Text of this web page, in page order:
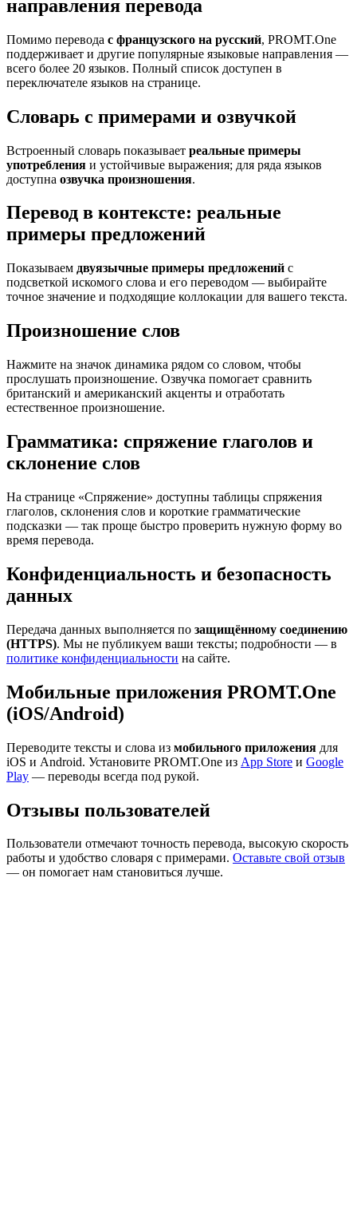
направления перевода
Помимо перевода с французского на русский, PROMT.One
поддерживает и другие популярные языковые направления —
всего более 20 языков. Полный список доступен в
переключателе языков на странице.
Словарь с примерами и озвучкой
Встроенный словарь показывает реальные примеры
употребления и устойчивые выражения; для ряда языков
доступна озвучка произношения.
Перевод в контексте: реальные
примеры предложений
Показываем двуязычные примеры предложений с
подсветкой искомого слова и его переводом — выбирайте
точное значение и подходящие коллокации для вашего текста.
Произношение слов
Нажмите на значок динамика рядом со словом, чтобы
прослушать произношение. Озвучка помогает сравнить
британский и американский акценты и отработать
естественное произношение.
Грамматика: спряжение глаголов и
склонение слов
На странице «Спряжение» доступны таблицы спряжения
глаголов, склонения слов и короткие грамматические
подсказки — так проще быстро проверить нужную форму во
время перевода.
Конфиденциальность и безопасность
данных
Передача данных выполняется по защищённому соединению
(HTTPS). Мы не публикуем ваши тексты; подробности — в
политике конфиденциальности на сайте.
Мобильные приложения PROMT.One
(iOS/Android)
Переводите тексты и слова из мобильного приложения для
iOS и Android. Установите PROMT.One из App Store и Google
Play — переводы всегда под рукой.
Отзывы пользователей
Пользователи отмечают точность перевода, высокую скорость
работы и удобство словаря с примерами. Оставьте свой отзыв
— он помогает нам становиться лучше.